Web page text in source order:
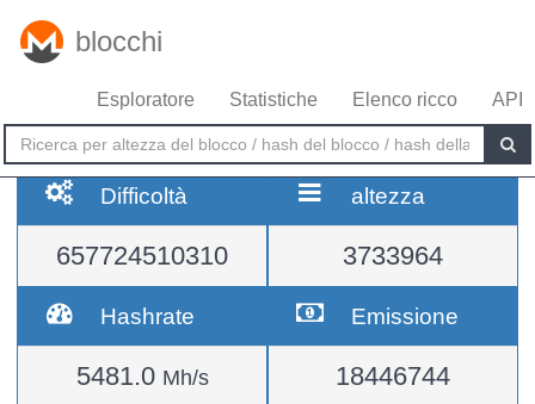
blocchi
Esploratore Statistiche Elenco ricco API
Difficoltà
657724510310
altezza
3733964
Hashrate
5481.0 Mh/s
Emissione
18446744